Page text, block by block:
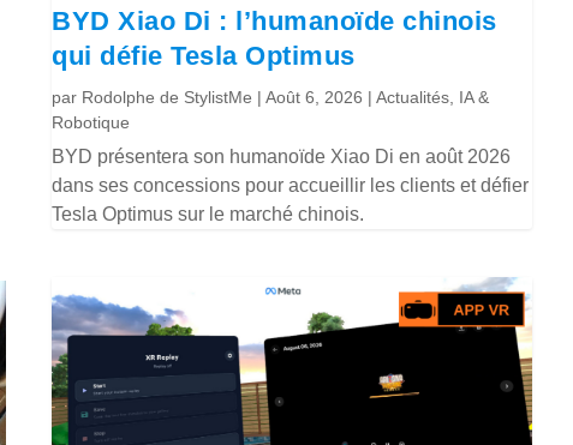
BYD Xiao Di : l’humanoïde chinois
qui défie Tesla Optimus
par Rodolphe de StylistMe |Août 6, 2026 |Actualités IA &
Robotique
BYD présentera son humanoïde Xiao Di en août 2026
dans ses concessions pour accueillir les clients et défier
Tesla Optimus sur le marché chinois.